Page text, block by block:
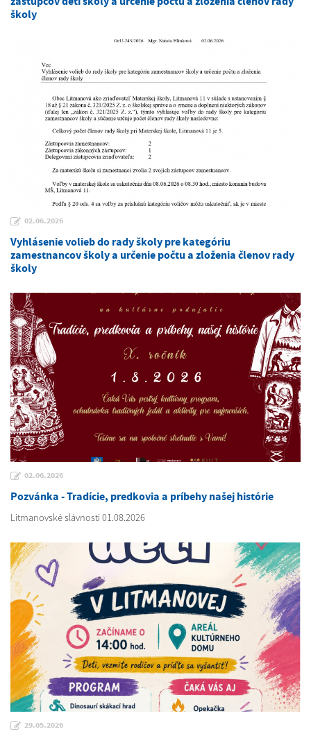
školy
02.06.2026
Vyhlásenie volieb do rady školy pre kategóriu
zamestnancov školy a určenie počtu a zloženia členov rady
školy
02.06.2026
Pozvánka - Tradície, predkovia a príbehy našej histórie
Litmanovské slávnosti 01.08.2026
29.05.2026